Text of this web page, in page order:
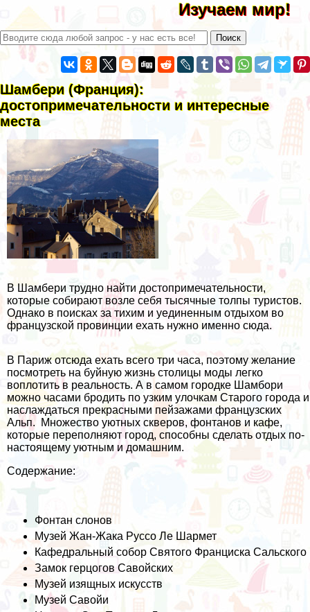
Изучаем мир!
Шамбери (Франция):
достопримечательности и интересные
места
В Шамбери трудно найти достопримечательности,
которые собирают возле себя тысячные толпы туристов.
Однако в поисках за тихим и уединенным отдыхом во
французской провинции ехать нужно именно сюда.
В Париж отсюда ехать всего три часа, поэтому желание
посмотреть на буйную жизнь столицы моды легко
воплотить в реальность. А в самом городке Шамбори
можно часами бродить по узким улочкам Старого города и
наслаждаться прекрасными пейзажами французских
Альп. Множество уютных скверов, фонтанов и кафе,
которые переполняют город, способны сделать отдых по-
настоящему уютным и домашним.
Содержание:
Фонтан слонов
Музей Жан-Жака Руссо Ле Шармет
Кафедральный собор Святого Франциска Сальского
Замок герцогов Савойских
Музей изящных искусств
Музей Савойи